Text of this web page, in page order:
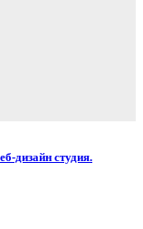
дизайн студия.